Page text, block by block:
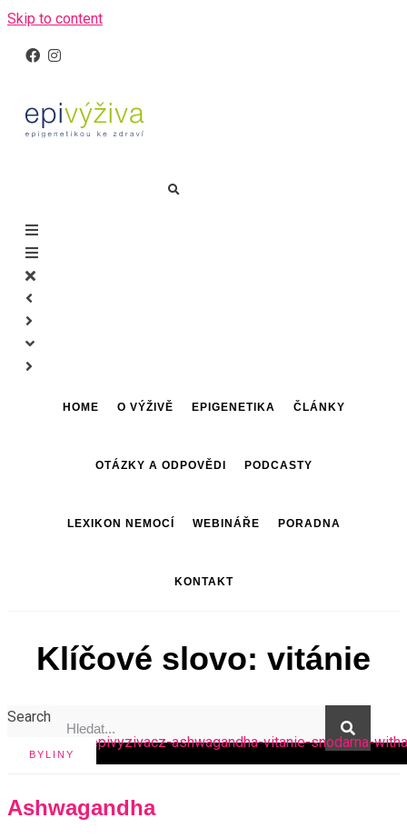
Skip to content
HOME O VÝŽIVĚ EPIGENETIKA ČLÁNKY
OTÁZKY A ODPOVĚDI PODCASTY
LEXIKON NEMOCÍ WEBINÁŘE PORADNA
KONTAKT
Klíčové slovo: vitánie
Search
BYLINY
Ashwagandha